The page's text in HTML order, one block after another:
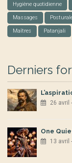
Hygiène quotidienne
Massages
Maîtres Patanjali
Derniers
26 avril
One
13 avril